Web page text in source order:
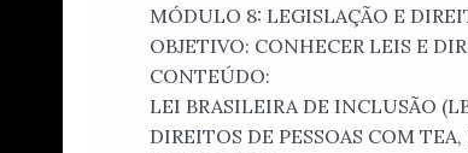
MÓDULO 8: LEGISLAÇÃO E
OBJETIVO: CONHECER LEIS E
CONTEÚDO:
LEI BRASILEIRA DE INCLUSÃO
DIREITOS DE PESSOAS COM